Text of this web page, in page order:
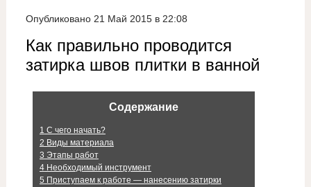
Опубликовано 21 Май 2015 в 22:08
Как правильно проводится
затирка швов плитки в ванной
Содержание
1 С чего начать?
2 Виды материала
3 Этапы работ
4Необходимый инструмент
5 Приступаем к работе — нанесению затирки